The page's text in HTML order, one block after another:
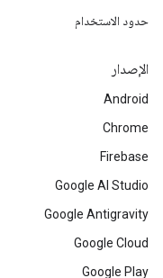
حدود الاستخدام
الإصدار
Android
Chrome
Firebase
Google AI Studio
Google Antigravity
Google Cloud
Google Play